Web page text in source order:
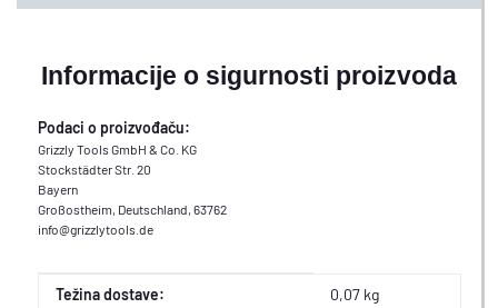
Informacije o sigurnosti proizvoda
Podaci o proizvođaču:
Grizzly Tools GmbH & Co. KG
Stockstädter Str. 20
Bayern
Großostheim, Deutschland, 63762
info@grizzlytools.de
#productDetails.itemInformation#
#productDetails.itemValue#
Težina dostave: 0,07 kg